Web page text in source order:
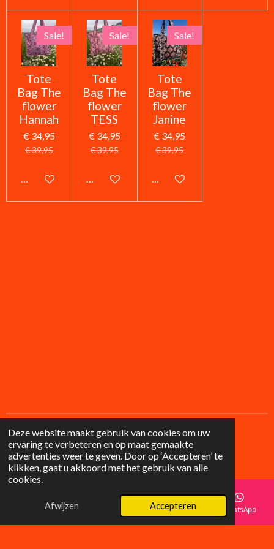
Deze website maakt gebruik van cookies om uw
ervaring te verbeteren en op maat gemaakte
advertenties weer te geven. Door op ‘Accepteren’ te
klikken, gaat u akkoord met het gebruik van alle
cookies.
Afwijzen Accepteren
Sale!
Tote
Bag The
flower
Hannah
€ 34,95
€ 39,95
In winkelwagen
Sale!
Tote
Bag The
flower
TESS
€ 34,95
€ 39,95
In winkelwagen
Sale!
Tote
Bag The
flower
Janine
€ 34,95
€ 39,95
In winkelwagen
F
a
c
e
k
I
n
s
g
a
© 2025 Lilysgifts
E-mailadres Instagram WhatsApp